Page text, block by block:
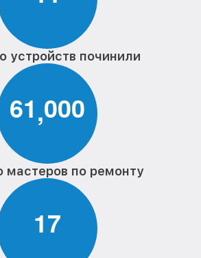
устройств починили
61,000
мастеров по ремонту
17